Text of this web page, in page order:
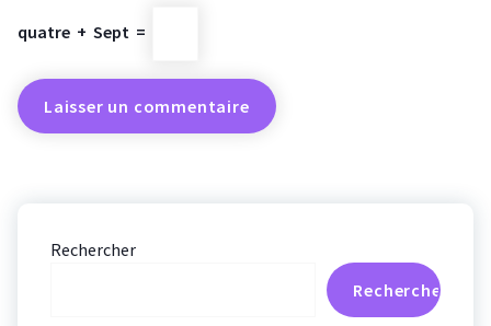
quatre + Sept =
Rechercher
Rechercher